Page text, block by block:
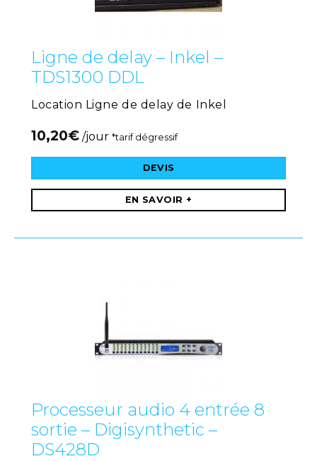
Ligne de delay – Inkel –
TDS1300 DDL
Location Ligne de delay de Inkel
10,20€ /jour *tarif dégressif
DEVIS
EN SAVOIR +
Processeur audio 4 entrée 8
sortie – Digisynthetic –
DS428D